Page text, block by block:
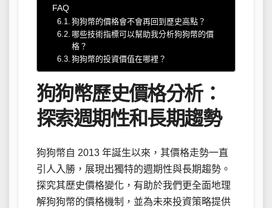
FAQ
狗狗幣的價格會不會再回到歷史高點？
哪些技術指標可以幫助我分析狗狗幣的價
格？
狗狗幣的投資價值在哪裡？
狗狗幣歷史價格分析：
探索週期性和長期趨勢
狗狗幣自 2013 年誕生以來，其價格走勢一直
引人入勝，展現出獨特的週期性與長期趨勢。
探究其歷史價格變化，有助於我們更全面地理
解狗狗幣的價格機制，並為未來投資策略提供